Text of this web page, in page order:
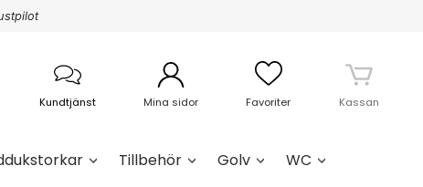
Kundtjänst Mina sidor Favoriter Kassan
Tillbehör Golv WC